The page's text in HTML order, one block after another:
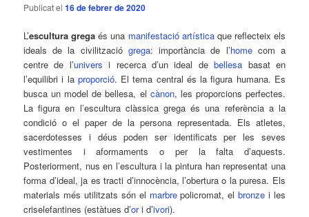
Publicat el16 de febrer de 2020
L’escultura grega és una manifestació artísticaque reflecteix els
ideals de la civilització grega: importància de l’homecom a
centre de l’univers i recerca d’un ideal debellesa basat en
l’equilibri i la proporció. El tema central és la figura humana. Es
busca un model de bellesa, el cànon, les proporcions perfectes.
La figura en l’escultura clàssica grega és una referència a la
condició o el paper de la persona representada. Els atletes,
sacerdotesses i déus poden ser identificats per les seves
vestimentes i aformaments o per la falta d’aquests.
Posteriorment, nus en l’escultura i la pintura han representat una
forma d’ideal, ja es tracti d’innocència, l’obertura o la puresa. Els
materials més utilitzats són el marbrepolicromat, elbronze i les
criselefantines (estàtues d’ori d’ivori).